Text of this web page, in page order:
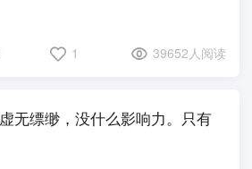
1 39652人阅读
无缥缈，没什么影响力。只有